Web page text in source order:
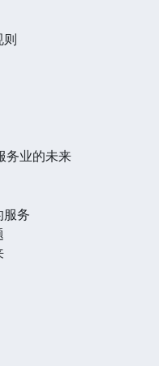
则
务业的未来
服务